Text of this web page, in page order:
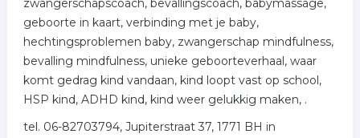
zetten in je kracht.
Ik ben Chris de Kroon jarenlang werkend als docent,
coach en vertrouwenspersoon in het voortgezet
onderwijs. Mede vanuit mijn christelijke achtergrond
heb ik geleerd om zonder oordeel respectvol en met
enthousiasme op zoek te gaan naar iemands
zwangerschapscoach, bevallingscoach, babymassage,
geboorte in kaart, verbinding met je baby,
hechtingsproblemen baby, zwangerschap mindfulness,
bevalling mindfulness, unieke geboorteverhaal, waar
komt gedrag kind vandaan, kind loopt vast op school,
HSP kind, ADHD kind, kind weer gelukkig maken, .
tel. 06-82703794, Jupiterstraat 37, 1771 BH in